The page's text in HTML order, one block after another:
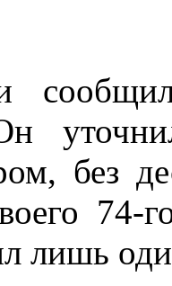
Он
без
74-
лишь